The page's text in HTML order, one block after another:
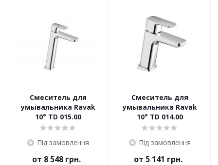
Смеситель для
умывальника Ravak
10° TD 015.00
Під замовлення
от 8 548 грн.
Смеситель для
умывальника Ravak
10° TD 014.00
Під замовлення
от 5 141 грн.